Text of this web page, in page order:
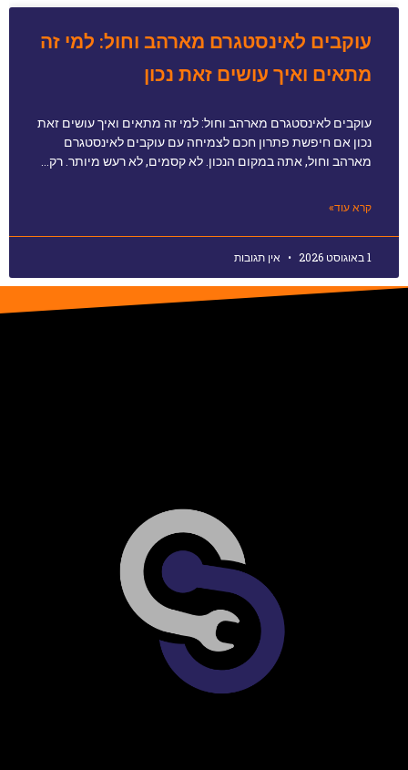
עוקבים לאינסטגרם מארהב וחול: למי זה
מתאים ואיך עושים זאת נכון
עוקבים לאינסטגרם מארהב וחול: למי זה מתאים ואיך עושים זאת
נכון אם חיפשת פתרון חכם לצמיחה עם עוקבים לאינסטגרם
מארהב וחול, אתה במקום הנכון. לא קסמים, לא רעש מיותר. רק…
קרא עוד»
1 באוגוסט 2026 אין תגובות